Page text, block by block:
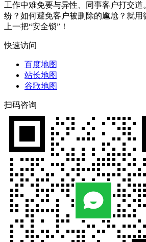
工作中难免要与异性、同事客户打交道
纷？如何避免客户被删除的尴尬？就
上一把“安全锁”！
快速访问
百度地图
站长地图
谷歌地图
扫码咨询